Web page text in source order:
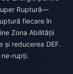
Ruptură—
fiecare în
Zona Abilității
și reducerea DEF.
ne-rupți.